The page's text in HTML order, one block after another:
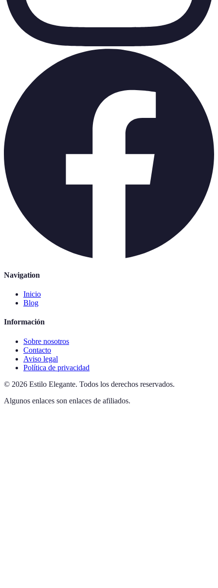
Navigation
Inicio
Blog
Información
Sobre nosotros
Contacto
Aviso legal
Política de privacidad
© 2026 Estilo Elegante. Todos los derechos reservados.
Algunos enlaces son enlaces de afiliados.